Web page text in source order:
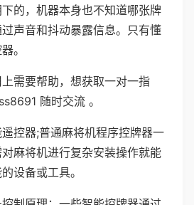
的，机器本身也不知道哪张牌
声音和抖动暴露信息。只有懂
。
需要帮助，想获取一对一指
随时交流 。
控器;普通麻将机程序控牌器一
麻将机进行复杂安装操作就能
设备或工具。